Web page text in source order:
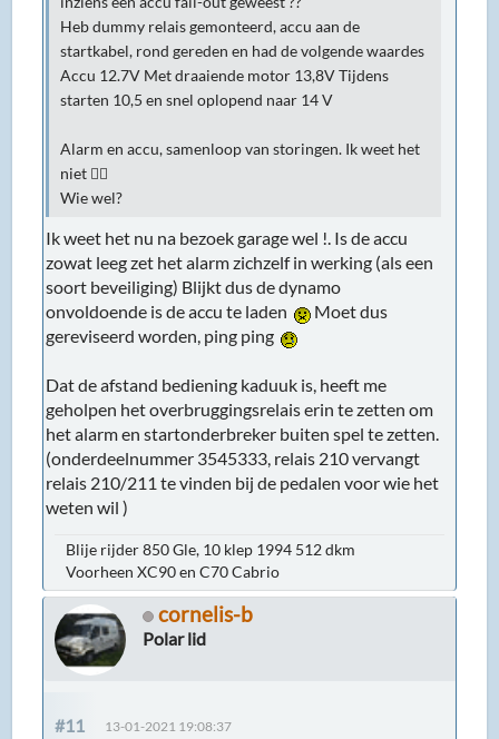
Heb dummy relais gemonteerd, accu aan de
startkabel, rond gereden en had de volgende waardes
Accu 12.7V Met draaiende motor 13,8V Tijdens
starten 10,5 en snel oplopend naar 14 V
Alarm en accu, samenloop van storingen. Ik weet het
niet 🤷‍♂️
Wie wel?
Ik weet het nu na bezoek garage wel !. Is de accu
zowat leeg zet het alarm zichzelf in werking (als een
soort beveiliging) Blijkt dus de dynamo
onvoldoende is de accu te laden
Moet dus
gereviseerd worden, ping ping
Dat de afstand bediening kaduuk is, heeft me
geholpen het overbruggingsrelais erin te zetten om
het alarm en startonderbreker buiten spel te zetten.
(onderdeelnummer 3545333, relais 210 vervangt
relais 210/211 te vinden bij de pedalen voor wie het
weten wil )
Blije rijder 850 Gle, 10 klep 1994 512 dkm
Voorheen XC90 en C70 Cabrio
cornelis-b
Polar lid
#11 13-01-2021 19:08:37